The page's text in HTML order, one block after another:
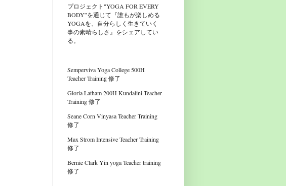
プロジェクト"YOGA FOR EVERY
BODY”を通じて『誰もが楽しめる
YOGAを、自分らしく生きていく
事の素晴らしさ』をシェアしてい
る。
Semperviva Yoga College 500H
Teacher Training 修了
Gloria Latham 200H Kundalini Teacher
Training 修了
Seane Corn Vinyasa Teacher Training
修了
Max Strom Intensive Teacher Training
修了
Bernie Clark Yin yoga Teacher training
修了